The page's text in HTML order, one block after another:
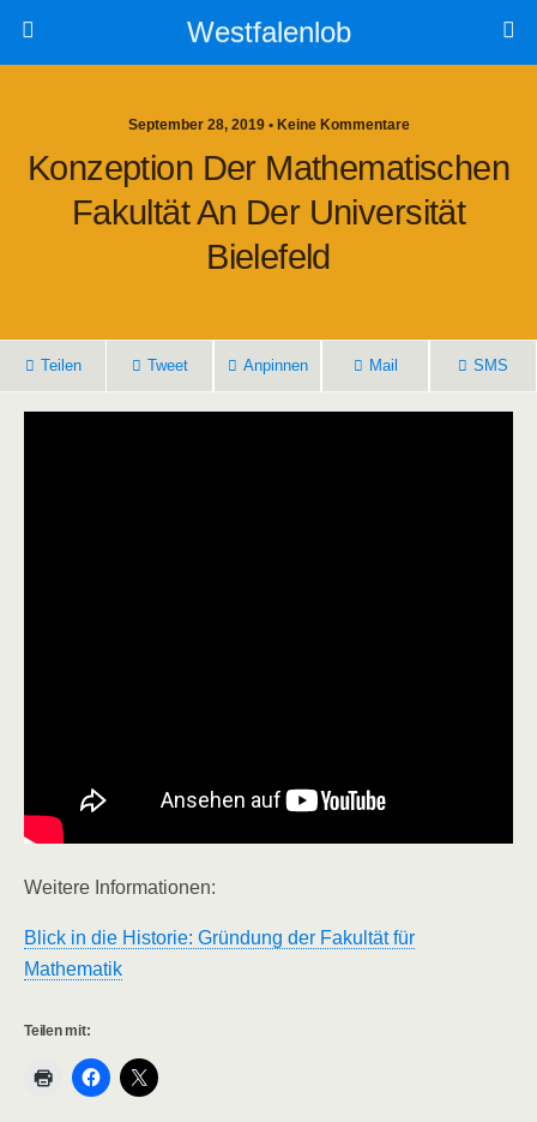
Westfalenlob
September 28, 2019 • Keine Kommentare
Konzeption Der Mathematischen
Fakultät An Der Universität
Bielefeld
Teilen Tweet Anpinnen Mail SMS
Weitere Informationen:
Blick in die Historie: Gründung der Fakultät für
Mathematik
Teilen mit: